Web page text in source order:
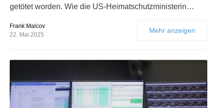
getötet worden. Wie die US-Heimatschutzministerin…
Frank Malcov
22. Mai 2025
Mehr anzeigen